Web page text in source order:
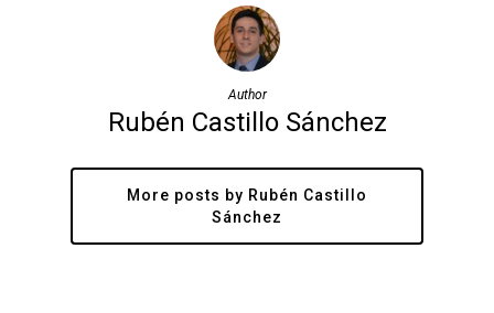
Author
Rubén Castillo Sánchez
More posts by Rubén Castillo
Sánchez